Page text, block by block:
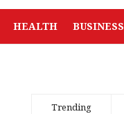
HEALTH BUSINESS
Trending